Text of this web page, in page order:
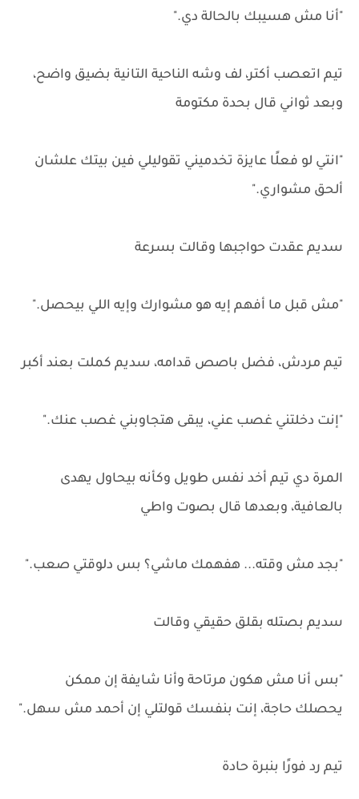
"أنا مش هسيبك بالحالة دي."
تيم اتعصب أكتر، لف وشه الناحية التانية بضيق واضح،
وبعد ثواني قال بحدة مكتومة
"انتي لو فعلًا عايزة تخدميني تقوليلي فين بيتك علشان
ألحق مشواري."
سديم عقدت حواجبها وقالت بسرعة
"مش قبل ما أفهم إيه هو مشوارك وإيه اللي بيحصل."
تيم مردش، فضل باصص قدامه، سديم كملت بعند أكبر
"إنت دخلتني غصب عني، يبقى هتجاوبني غصب عنك."
المرة دي تيم أخد نفس طويل وكأنه بيحاول يهدى
بالعافية، وبعدها قال بصوت واطي
"بجد مش وقته... هفهمك ماشي؟ بس دلوقتي صعب."
سديم بصتله بقلق حقيقي وقالت
"بس أنا مش هكون مرتاحة وأنا شايفة إن ممكن
يحصلك حاجة، إنت بنفسك قولتلي إن أحمد مش سهل."
تيم رد فورًا بنبرة حادة